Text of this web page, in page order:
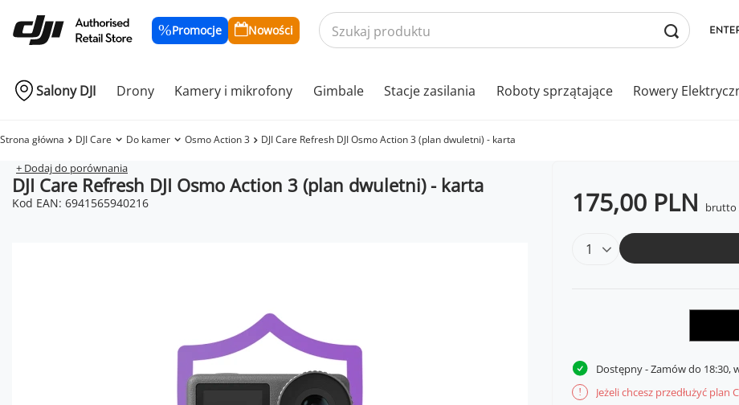
Promocje Nowości
Salony DJI Drony Kamery i mikrofony Gimbale Stacje zasilania Roboty sprzątające Rowery
Strona główna DJI Care Do kamer Osmo Action 3 DJI Care Refresh DJI Osmo Action 3 (plan dwuletni) - karta
+ Dodaj do porównania
DJI Care Refresh DJI Osmo Action 3 (plan dwuletni) - karta
Kod EAN: 6941565940216 175,00 PLN brutto
Dostępny- Zamów do 18:30,
!
Jeżeli chcesz przedłużyć